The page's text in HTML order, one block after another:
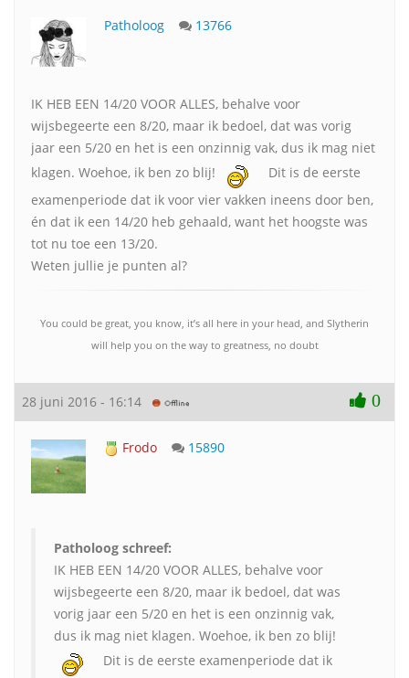
Patholoog 13766
IK HEB EEN 14/20 VOOR ALLES, behalve voor
wijsbegeerte een 8/20, maar ik bedoel, dat was vorig
jaar een 5/20 en het is een onzinnig vak, dus ik mag niet
klagen. Woehoe, ik ben zo blij!
Dit is de eerste
examenperiode dat ik voor vier vakken ineens door ben,
én dat ik een 14/20 heb gehaald, want het hoogste was
tot nu toe een 13/20.
Weten jullie je punten al?
You could be great, you know, it’s all here in your head, and Slytherin
will help you on the way to greatness, no doubt
28 juni 2016 - 16:14 0
Frodo 15890
Patholoog schreef:
IK HEB EEN 14/20 VOOR ALLES, behalve voor
wijsbegeerte een 8/20, maar ik bedoel, dat was
vorig jaar een 5/20 en het is een onzinnig vak,
dus ik mag niet klagen. Woehoe, ik ben zo blij!
Dit is de eerste examenperiode dat ik